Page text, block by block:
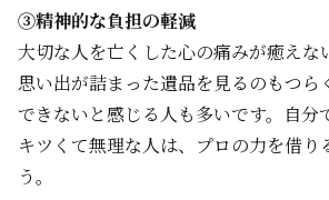
③精神的な負担の軽減
大切な人を亡くした心の痛みが癒えな
思い出が詰まった遺品を見るのもつら
できないと感じる人も多いです。自分
キツくて無理な人は、プロの力を借り
う。